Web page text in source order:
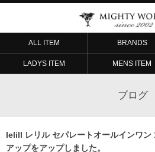
ALL ITEM BRANDS
LADYS ITEM MENS ITEM
ブログ
Ielill レリル セパレートオールインワン
アップをアップしました。